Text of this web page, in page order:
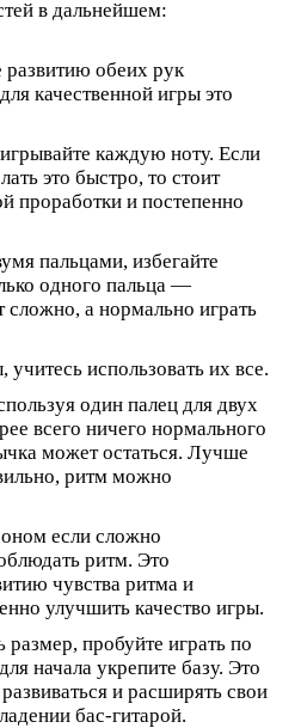
в дальнейшем:
развитию обеих рук
качественной игры это
каждую ноту. Если
это быстро, то стоит
проработки и постепенно
пальцами, избегайте
одного пальца —
сложно, а нормально играть
использовать их все.
один палец для двух
всего ничего нормального
может остаться. Лучше
ритм можно
если сложно
ритм. Это
чувства ритма и
улучшить качество игры.
размер, пробуйте играть по
начала укрепите базу. Это
и расширять свои
бас-гитарой.